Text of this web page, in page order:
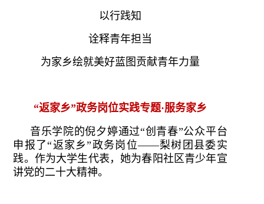
以行践知
诠释青年担当
为家乡绘就美好蓝图贡献青年力量
“返家乡”政务岗位实践专题·服务家乡
音乐学院的倪夕婷通过“创青春”公众平台
申报了“返家乡”政务岗位——梨树团县委实
践。作为大学生代表，她为春阳社区青少年宣
讲党的二十大精神。